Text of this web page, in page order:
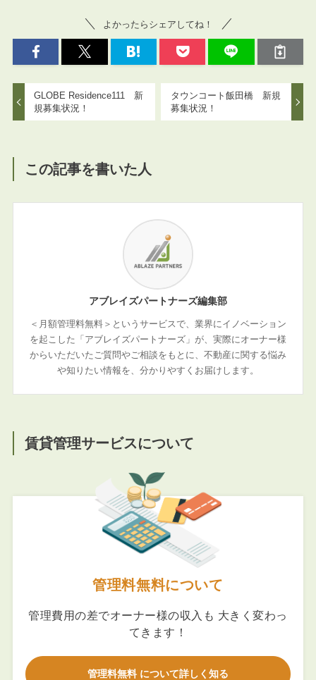
よかったらシェアしてね！
GLOBE Residence111 新
規募集状況！
タウンコート飯田橋 新規
募集状況！
この記事を書いた人
アブレイズパートナーズ編集部
＜月額管理料無料＞というサービスで、業界にイノベーション
を起こした「アブレイズパートナーズ」が、実際にオーナー様
からいただいたご質問やご相談をもとに、不動産に関する悩み
や知りたい情報を、分かりやすくお届けします。
賃貸管理サービスについて
管理料無料について
管理費用の差でオーナー様の収入も 大きく変わっ
てきます！
管理料無料 について詳しく知る